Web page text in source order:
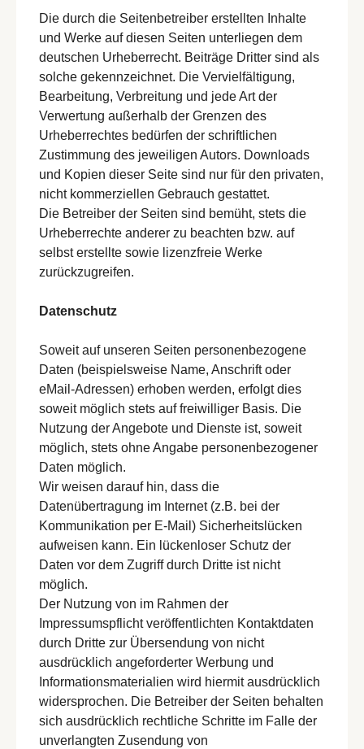
Die durch die Seitenbetreiber erstellten Inhalte
und Werke auf diesen Seiten unterliegen dem
deutschen Urheberrecht. Beiträge Dritter sind als
solche gekennzeichnet. Die Vervielfältigung,
Bearbeitung, Verbreitung und jede Art der
Verwertung außerhalb der Grenzen des
Urheberrechtes bedürfen der schriftlichen
Zustimmung des jeweiligen Autors. Downloads
und Kopien dieser Seite sind nur für den privaten,
nicht kommerziellen Gebrauch gestattet.
Die Betreiber der Seiten sind bemüht, stets die
Urheberrechte anderer zu beachten bzw. auf
selbst erstellte sowie lizenzfreie Werke
zurückzugreifen.
Datenschutz
Soweit auf unseren Seiten personenbezogene
Daten (beispielsweise Name, Anschrift oder
eMail-Adressen) erhoben werden, erfolgt dies
soweit möglich stets auf freiwilliger Basis. Die
Nutzung der Angebote und Dienste ist, soweit
möglich, stets ohne Angabe personenbezogener
Daten möglich.
Wir weisen darauf hin, dass die
Datenübertragung im Internet (z.B. bei der
Kommunikation per E-Mail) Sicherheitslücken
aufweisen kann. Ein lückenloser Schutz der
Daten vor dem Zugriff durch Dritte ist nicht
möglich.
Der Nutzung von im Rahmen der
Impressumspflicht veröffentlichten Kontaktdaten
durch Dritte zur Übersendung von nicht
ausdrücklich angeforderter Werbung und
Informationsmaterialien wird hiermit ausdrücklich
widersprochen. Die Betreiber der Seiten behalten
sich ausdrücklich rechtliche Schritte im Falle der
unverlangten Zusendung von